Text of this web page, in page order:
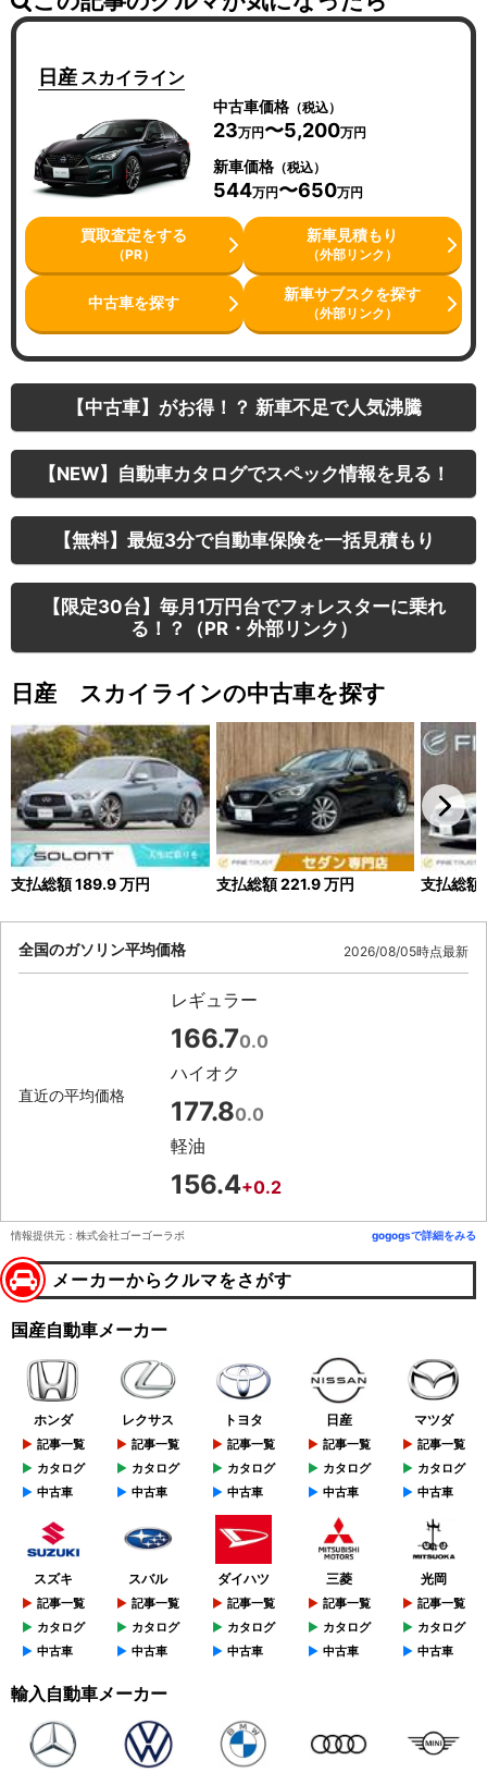
日産 スカイライン
中古車価格（税込）
23万円〜5,200万円
新車価格（税込）
544万円〜650万円
買取査定をする
（PR）
新車見積もり
（外部リンク）
中古車を探す 新車サブスクを探す
（外部リンク）
【中古車】がお得！？ 新車不足で人気沸騰
【NEW】自動車カタログでスペック情報を見る！
【無料】最短3分で自動車保険を一括見積もり
【限定30台】毎月1万円台でフォレスターに乗れ
る！？（PR・外部リンク）
日産 スカイラインの中古車を探す
支払総額189.9万円 支払総額221.9万円 支払総額
全国のガソリン平均価格 2026/08/05時点最新
直近の平均価格
レギュラー
166.70.0
ハイオク
177.80.0
軽油
156.4+0.2
情報提供元：株式会社ゴーゴーラボ gogogsで詳細をみる
メーカーからクルマをさがす
国産自動車メーカー
ホンダ
記事一覧
カタログ
中古車
レクサス
記事一覧
カタログ
中古車
トヨタ
記事一覧
カタログ
中古車
日産
記事一覧
カタログ
中古車
マツダ
記事一覧
カタログ
中古車
スズキ
記事一覧
カタログ
中古車
スバル
記事一覧
カタログ
中古車
ダイハツ
記事一覧
カタログ
中古車
三菱
記事一覧
カタログ
中古車
光岡
記事一覧
カタログ
中古車
輸入自動車メーカー